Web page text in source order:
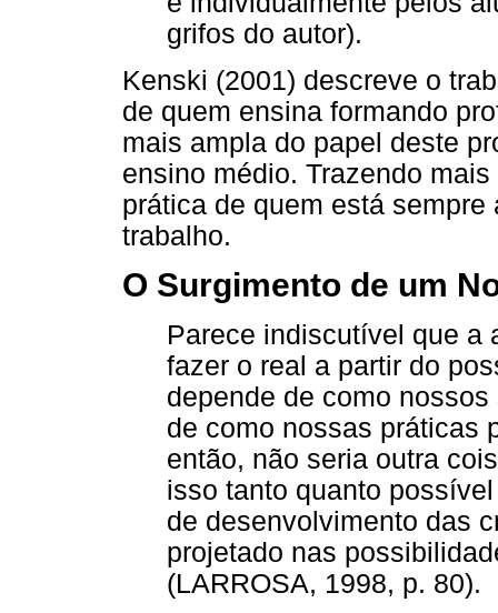
grifos do autor).
Kenski (2001) descreve o
de quem ensina formando
mais ampla do papel deste
ensino médio. Trazendo
prática de quem está
trabalho.
O Surgimento de um
Parece indiscutível que a
fazer o real a partir do
depende de como
de como nossas práticas
então, não seria outra
isso tanto quanto
de desenvolvimento das
projetado nas
(LARROSA, 1998, p. 80).